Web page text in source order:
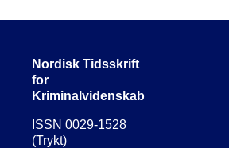
Nordisk Tidsskrift
for
Kriminalvidenskab
ISSN 0029-1528
(Trykt)